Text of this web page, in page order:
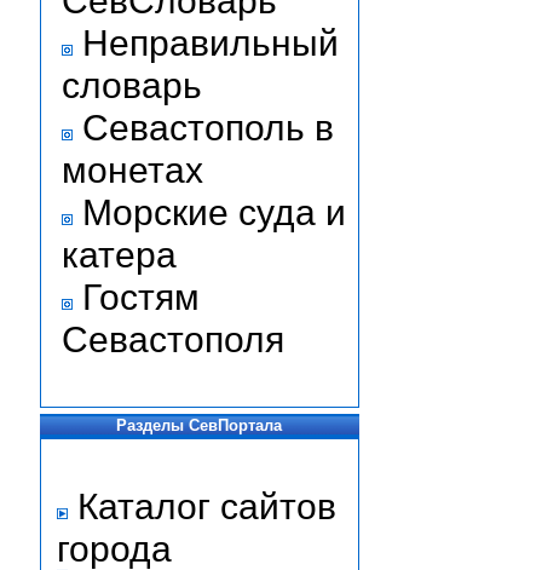
Неправильный
словарь
Севастополь в
монетах
Морские суда и
катера
Гостям
Севастополя
Разделы СевПортала
Каталог сайтов
города